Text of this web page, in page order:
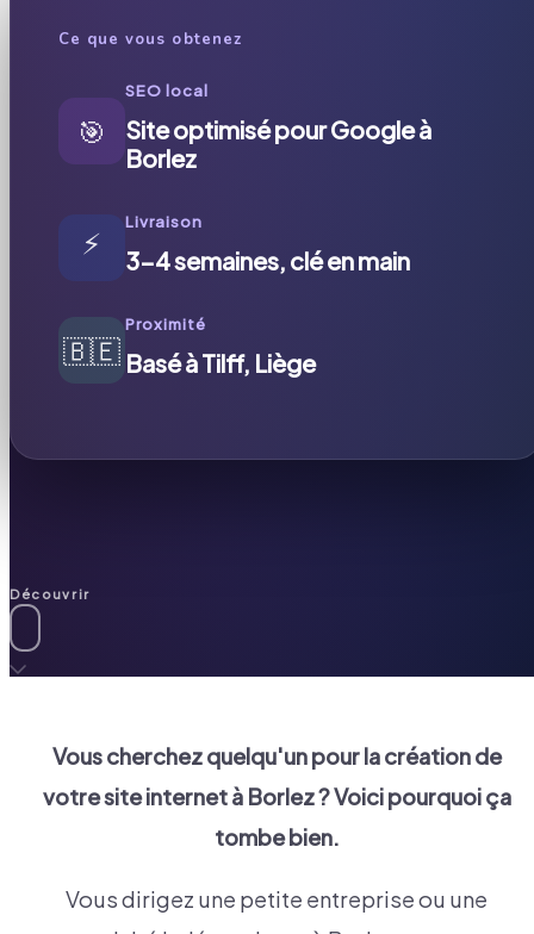
Ce que vous obtenez
🎯
SEO local
Site optimisé pour Google à
Borlez
⚡
Livraison
3-4 semaines, clé en main
🇧🇪
Proximité
Basé à Tilff, Liège
Découvrir
Vous cherchez quelqu'un pour la création de
votre site internet à Borlez? Voici pourquoi ça
tombe bien.
Vous dirigez une petite entreprise ou une